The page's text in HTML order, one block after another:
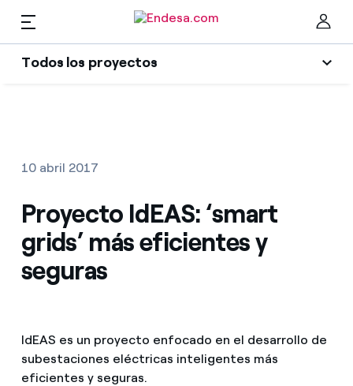
Todos los proyectos
Transición energética
Sector energético
Innovability
Economía circular
Hogares
Encuentra la tarifa que más te conviene
¿Cómo ver mis facturas de Endesa?
Servicios
Movilidad
Solar
ES
10 abril 2017
Proyecto IdEAS: ‘smart
grids’ más eficientes y
seguras
IdEAS es un proyecto enfocado en el desarrollo de
subestaciones eléctricas inteligentes más
eficientes y seguras.